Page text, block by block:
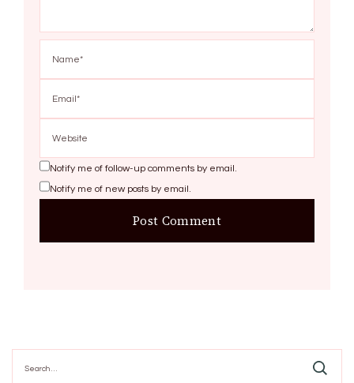
Notify me of follow-up comments by email.
Notify me of new posts by email.
for: